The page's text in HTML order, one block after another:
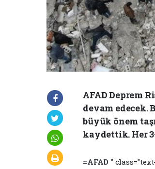
AFAD Deprem
devam edecek.
büyük önem
kaydettik. Her
=AFAD "